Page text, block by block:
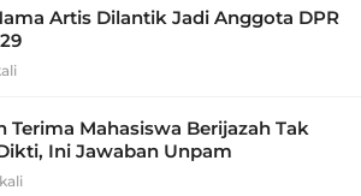
Artis Dilantik Jadi Anggota DPR
Terima Mahasiswa Berijazah Tak
Ini Jawaban Unpam